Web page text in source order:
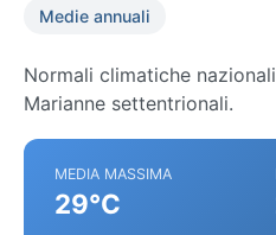
Medie annuali
Normali climatiche
Marianne settentrionali.
MEDIA MASSIMA
29°C